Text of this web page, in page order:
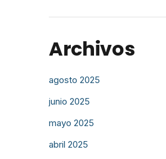
Archivos
agosto 2025
junio 2025
mayo 2025
abril 2025